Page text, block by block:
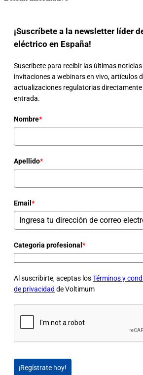
¡Suscríbete a la newsletter líder
eléctrico en España!
Suscríbete para recibir las últimas noticias
invitaciones a webinars en vivo, artículos
actualizaciones regulatorias directamente
entrada.
Nombre*
Apellido*
Email *
Categoria profesional *
Al suscribirte, aceptas losTérminos y
de privacidad de Voltimum
¡Regístrate hoy!